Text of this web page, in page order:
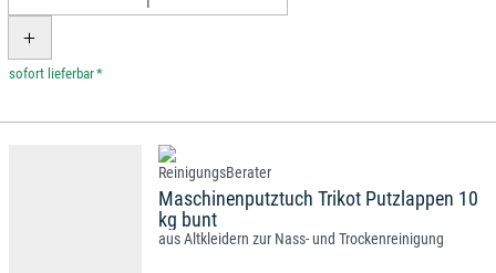
*
Maschinenputztuch Trikot Putzlappen 10
kg bunt
aus Altkleidern zur Nass- und Trockenreinigung